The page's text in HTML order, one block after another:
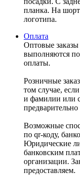
планка. На
логотипа.
Оплата
Оптовые
выполняются
оплаты.
Розничные
том случае,
и фамилии или
Возможные
по qr-коду,
Юридические
банковским
организации.
предоставляем.